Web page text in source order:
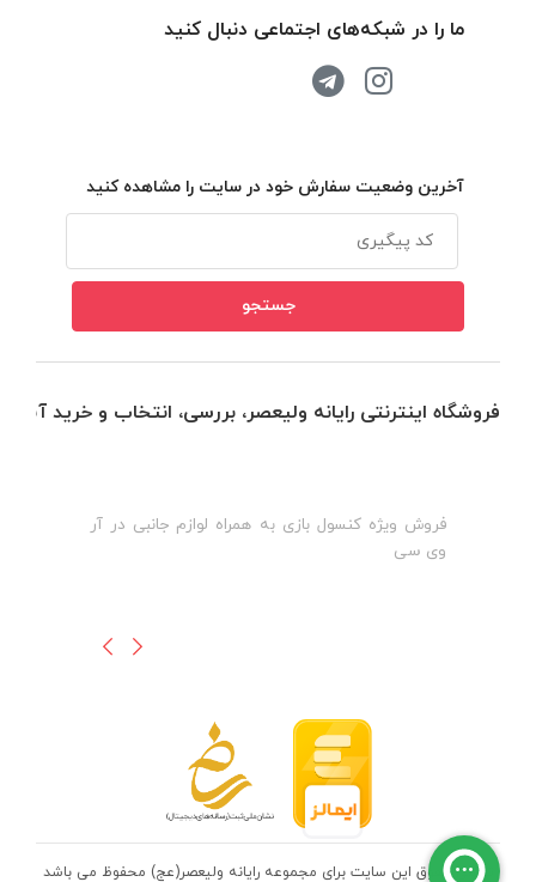
ما را در شبکه‌های اجتماعی دنبال کنید
آخرین وضعیت سفارش خود در سایت را مشاهده کنید
فروشگاه اینترنتی رایانه ولیعصر، بررسی، انتخاب و خرید
فروش ویژه کنسول بازی به همراه لوازم جانبی در آر
وی سی
تمامی حقوق این سایت برای مجموعه رایانه ولیعصر(عج) محفوظ می باشد